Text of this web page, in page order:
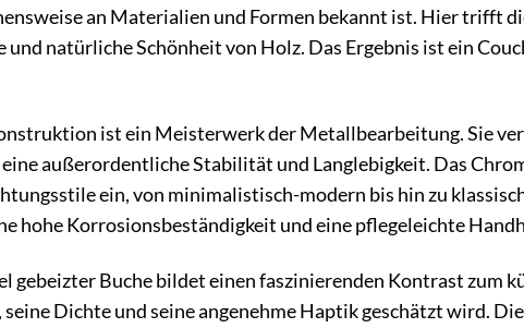
an Materialien und Formen bekannt ist. Hier trifft
natürliche Schönheit von Holz. Das Ergebnis ist ein
ist ein Meisterwerk der Metallbearbeitung. Sie
außerordentliche Stabilität und Langlebigkeit. Das
ein, von minimalistisch-modern bis hin zu
hohe Korrosionsbeständigkeit und eine pflegeleichte
gebeizter Buche bildet einen faszinierenden Kontrast zum
seine Dichte und seine angenehme Haptik geschätzt wird.